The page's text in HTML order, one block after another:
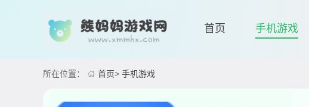
首页 手机游戏
所在位置： 首页> 手机游戏